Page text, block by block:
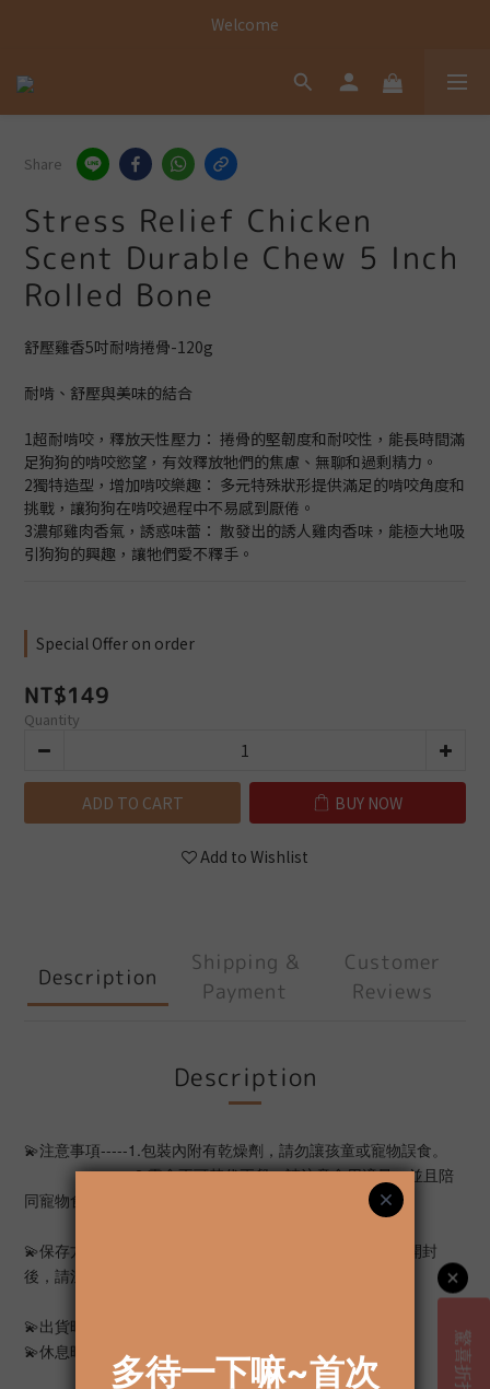
Welcome
Welcome
Share
Stress Relief Chicken
Scent Durable Chew 5 Inch
Rolled Bone
舒壓雞香5吋耐啃捲骨-120g
耐啃、舒壓與美味的結合
1超耐啃咬，釋放天性壓力： 捲骨的堅韌度和耐咬性，能長時間滿
足狗狗的啃咬慾望，有效釋放牠們的焦慮、無聊和過剩精力。
2獨特造型，增加啃咬樂趣： 多元特殊狀形提供滿足的啃咬角度和
挑戰，讓狗狗在啃咬過程中不易感到厭倦。
3濃郁雞肉香氣，誘惑味蕾： 散發出的誘人雞肉香味，能極大地吸
引狗狗的興趣，讓牠們愛不釋手。
Special Offer on order
NT$149
Quantity
ADD TO CART BUY NOW
Add to Wishlist
Description
Shipping &
Payment
Customer
Reviews
Description
💫注意事項-----1.包裝內附有乾燥劑，請勿讓孩童或寵物誤食。
                   -----2.零食不可替代正餐，請注意食用適量，並且陪
同寵物食用、避免狼吞虎嚥。
💫保存方式：商品請存放於通風處，避免陽光曝曬。商品開封
後，請注意封口，並盡快在賞味期限內食用完畢
💫出貨時間：（一）～（五）17:00前 正常出貨時間
💫休息時間：（六）～（日）、例假日